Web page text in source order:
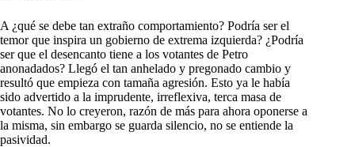
A ¿qué se debe tan extraño comportamiento? Podría ser el
temor que inspira un gobierno de extrema izquierda? ¿Podría
ser que el desencanto tiene a los votantes de Petro
anonadados? Llegó el tan anhelado y pregonado cambio y
resultó que empieza con tamaña agresión. Esto ya le había
sido advertido a la imprudente, irreflexiva, terca masa de
votantes. No lo creyeron, razón de más para ahora oponerse a
la misma, sin embargo se guarda silencio, no se entiende la
pasividad.